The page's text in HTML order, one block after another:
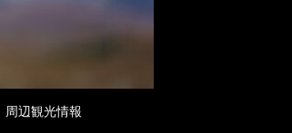
周辺観光情報